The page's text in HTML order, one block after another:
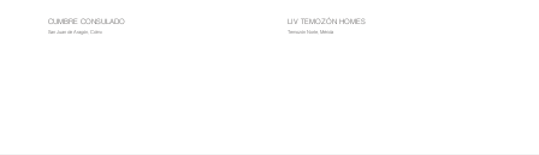
CUMBRE CONSULADO
San Juan de Aragón, Cdmx
LIV TEMOZÓN HOMES
Temozón Norte, Mérida